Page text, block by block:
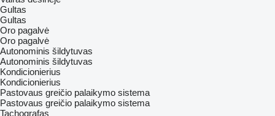
Gultas
Gultas
Oro pagalvė
Oro pagalvė
Autonominis šildytuvas
Autonominis šildytuvas
Kondicionierius
Kondicionierius
Pastovaus greičio palaikymo sistema
Pastovaus greičio palaikymo sistema
Tachografas